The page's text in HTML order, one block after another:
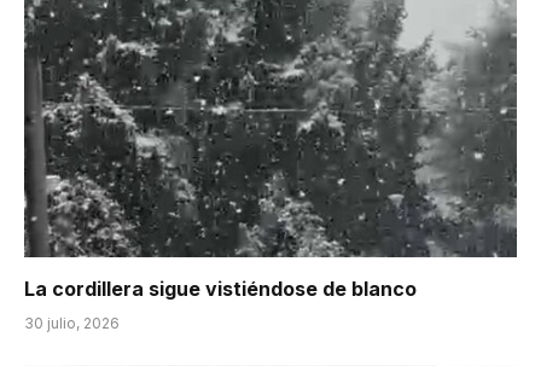
La cordillera sigue vistiéndose de blanco
30 julio, 2026